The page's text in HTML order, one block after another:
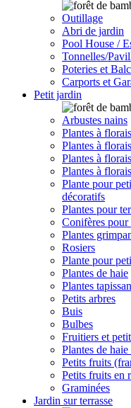
Outillage
Abri de jardin
Pool House /
Tonnelles/
Poteries et
Carports et
Petit jardin
Arbustes nains
Plantes à
Plantes à
Plantes à
Plantes à
Plante pour
décoratifs
Plantes pour
Conifères
Plantes
Rosiers
Plante pour
Plantes de haie
Plantes
Petits arbres
Buis
Bulbes
Fruitiers et
Plantes de
Petits fruits
Petits fruits en
Graminées
Jardin sur terrasse